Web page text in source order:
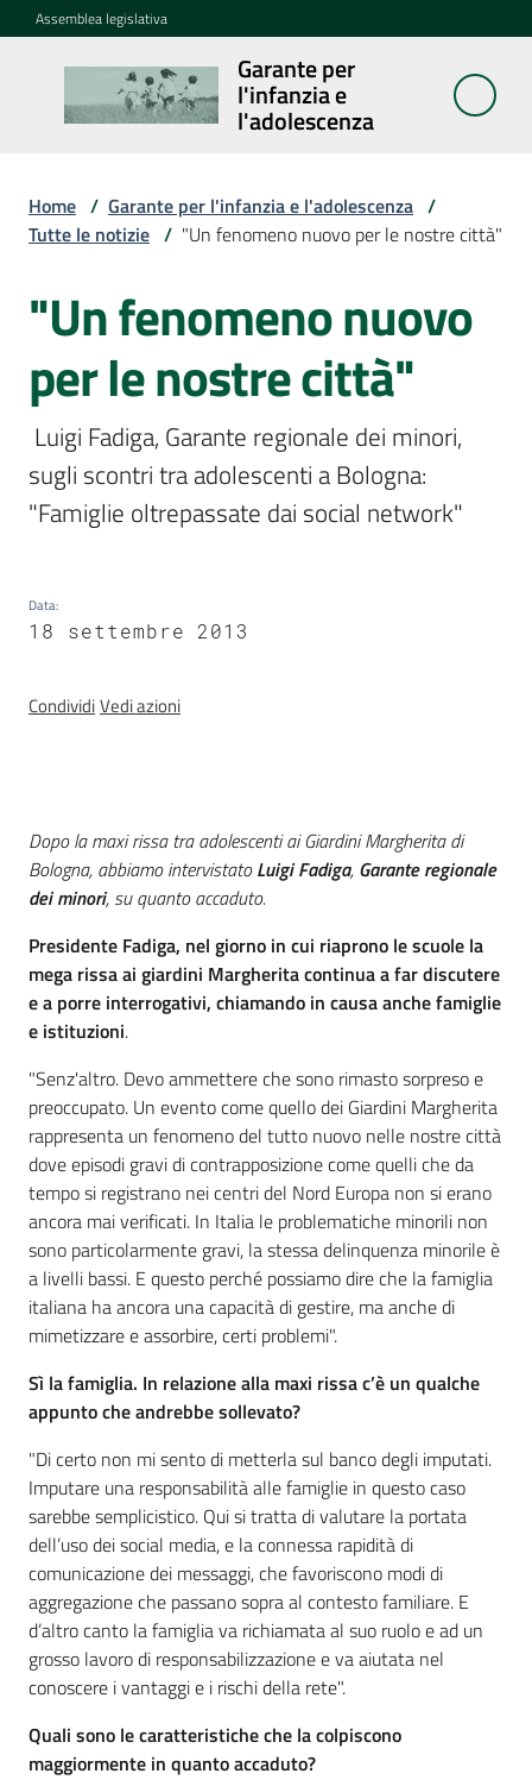
Vai al contenuto
Vai alla navigazione
Vai al footer
Assemblea legislativa
Garante per
l'infanzia e
l'adolescenza
Garante per
l'infanzia e
l'adolescenza
Cosa
Notizie
Agenda
Assemblea
dei
ragazzi
ragazze
Assemblea
Argomenti
Per i media
Per i cittadini
Home / Garante per l'infanzia e l'adolescenza /
Tutte le notizie / "Un fenomeno nuovo per le nostre città"
Salta al contenuto
"Un fenomeno nuovo
per le nostre città"
sugli scontri tra adolescenti a Bologna:
"Famiglie oltrepassate dai social network"
Data:
18 settembre 2013
CondividiVedi azioni
Introduzione
Dopo la maxi rissa tra adolescenti ai Giardini Margherita di
Bologna, abbiamo intervistatoLuigi Fadiga, Garante regionale
dei minori, su quanto accaduto.
Presidente Fadiga, nel giorno in cui riaprono le scuole la
mega rissa ai giardini Margherita continua a far discutere
e a porre interrogativi, chiamando in causa anche famiglie
e istituzioni.
"Senz'altro. Devo ammettere che sono rimasto sorpreso e
preoccupato. Un evento come quello dei Giardini Margherita
rappresenta un fenomeno del tutto nuovo nelle nostre città
dove episodi gravi di contrapposizione come quelli che da
tempo si registrano nei centri del Nord Europa non si erano
ancora mai verificati. In Italia le problematiche minorili non
sono particolarmente gravi, la stessa delinquenza minorile è
a livelli bassi. E questo perché possiamo dire che la famiglia
italiana ha ancora una capacità di gestire, ma anche di
mimetizzare e assorbire, certi problemi".
Sì la famiglia. In relazione alla maxi rissa c’è un qualche
appunto che andrebbe sollevato?
"Di certo non mi sento di metterla sul banco degli imputati.
Imputare una responsabilità alle famiglie in questo caso
sarebbe semplicistico. Qui si tratta di valutare la portata
dell’uso dei social media, e la connessa rapidità di
comunicazione dei messaggi, che favoriscono modi di
aggregazione che passano sopra al contesto familiare. E
d’altro canto la famiglia va richiamata al suo ruolo e ad un
grosso lavoro di responsabilizzazione e va aiutata nel
conoscere i vantaggi e i rischi della rete".
Quali sono le caratteristiche che la colpiscono
maggiormente in quanto accaduto?